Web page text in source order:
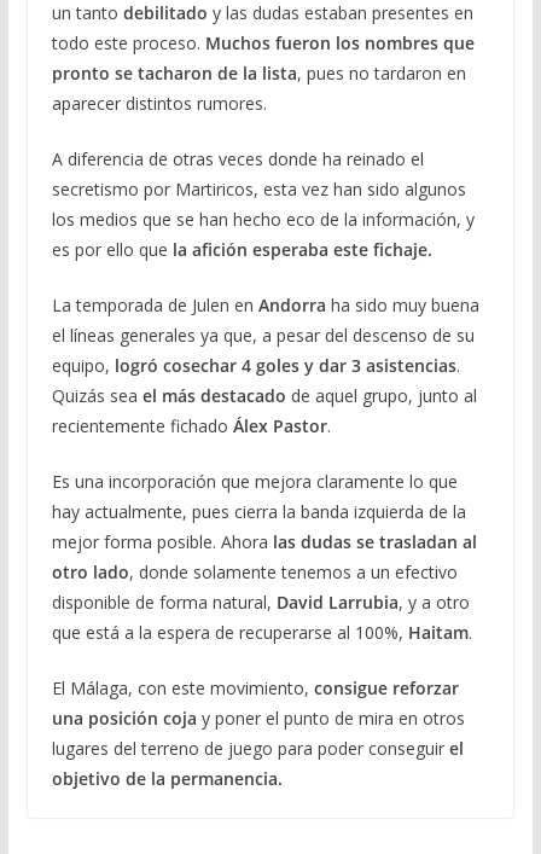
un tanto debilitado y las dudas estaban presentes en
todo este proceso. Muchos fueron los nombres que
pronto se tacharon de la lista, pues no tardaron en
aparecer distintos rumores.
A diferencia de otras veces donde ha reinado el
secretismo por Martiricos, esta vez han sido algunos
los medios que se han hecho eco de la información, y
es por ello que la afición esperaba este fichaje.
La temporada de Julen en Andorra ha sido muy buena
el líneas generales ya que, a pesar del descenso de su
equipo, logró cosechar 4 goles y dar 3 asistencias.
Quizás sea el más destacado de aquel grupo, junto al
recientemente fichado Álex Pastor.
Es una incorporación que mejora claramente lo que
hay actualmente, pues cierra la banda izquierda de la
mejor forma posible. Ahora las dudas se trasladan al
otro lado, donde solamente tenemos a un efectivo
disponible de forma natural, David Larrubia, y a otro
que está a la espera de recuperarse al 100%, Haitam.
El Málaga, con este movimiento, consigue reforzar
una posición coja y poner el punto de mira en otros
lugares del terreno de juego para poder conseguir el
objetivo de la permanencia.